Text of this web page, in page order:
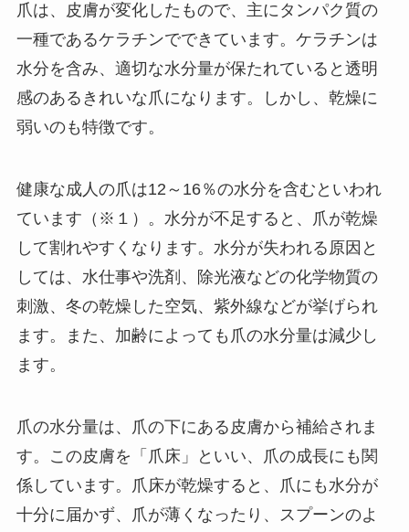
爪は、皮膚が変化したもので、主にタンパク質の
一種であるケラチンでできています。ケラチンは
水分を含み、適切な水分量が保たれていると透明
感のあるきれいな爪になります。しかし、乾燥に
弱いのも特徴です。
健康な成人の爪は12～16％の水分を含むといわれ
ています（※１）。水分が不足すると、爪が乾燥
して割れやすくなります。水分が失われる原因と
しては、水仕事や洗剤、除光液などの化学物質の
刺激、冬の乾燥した空気、紫外線などが挙げられ
ます。また、加齢によっても爪の水分量は減少し
ます。
爪の水分量は、爪の下にある皮膚から補給されま
す。この皮膚を「爪床」といい、爪の成長にも関
係しています。爪床が乾燥すると、爪にも水分が
十分に届かず、爪が薄くなったり、スプーンのよ